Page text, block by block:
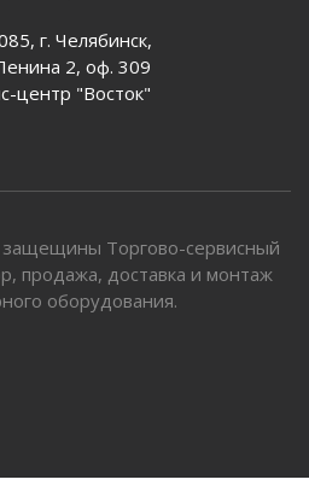
г. Челябинск,
2, оф. 309
центр "Восток"
Торгово-сервисный
продажа, доставка и монтаж
оборудования.